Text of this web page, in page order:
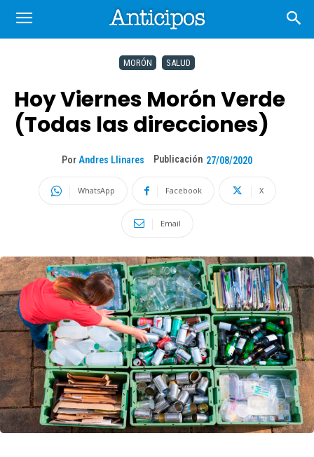
MORÓN SALUD
Hoy Viernes Morón Verde
(Todas las direcciones)
Por Andres Llinares Publicación 27/08/2020
WhatsApp Facebook X
Email